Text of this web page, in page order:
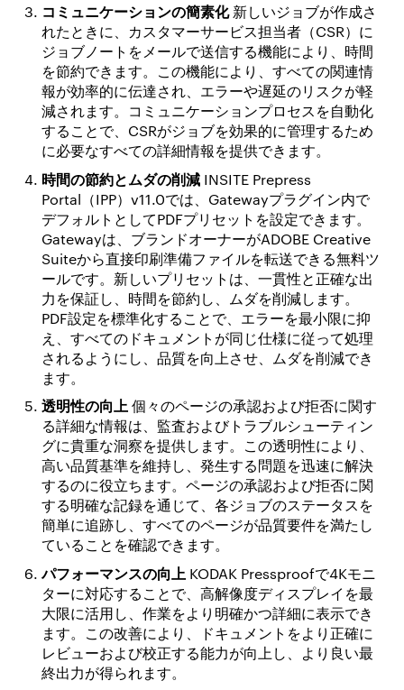
コミュニケーションの簡素化新しいジョブが作成さ
れたときに、カスタマーサービス担当者（CSR）に
ジョブノートをメールで送信する機能により、時間
を節約できます。この機能により、すべての関連情
報が効率的に伝達され、エラーや遅延のリスクが軽
減されます。コミュニケーションプロセスを自動化
することで、CSRがジョブを効果的に管理するため
に必要なすべての詳細情報を提供できます。
時間の節約とムダの削減 INSITE Prepress
Portal（IPP）v11.0では、Gatewayプラグイン内で
デフォルトとしてPDFプリセットを設定できます。
Gatewayは、ブランドオーナーがADOBE Creative
Suiteから直接印刷準備ファイルを転送できる無料ツ
ールです。新しいプリセットは、一貫性と正確な出
力を保証し、時間を節約し、ムダを削減します。
PDF設定を標準化することで、エラーを最小限に抑
え、すべてのドキュメントが同じ仕様に従って処理
されるようにし、品質を向上させ、ムダを削減でき
ます。
透明性の向上 個々のページの承認および拒否に関す
る詳細な情報は、監査およびトラブルシューティン
グに貴重な洞察を提供します。この透明性により、
高い品質基準を維持し、発生する問題を迅速に解決
するのに役立ちます。ページの承認および拒否に関
する明確な記録を通じて、各ジョブのステータスを
簡単に追跡し、すべてのページが品質要件を満たし
ていることを確認できます。
パフォーマンスの向上 KODAK Pressproofで4Kモニ
ターに対応することで、高解像度ディスプレイを最
大限に活用し、作業をより明確かつ詳細に表示でき
ます。この改善により、ドキュメントをより正確に
レビューおよび校正する能力が向上し、より良い最
終出力が得られます。